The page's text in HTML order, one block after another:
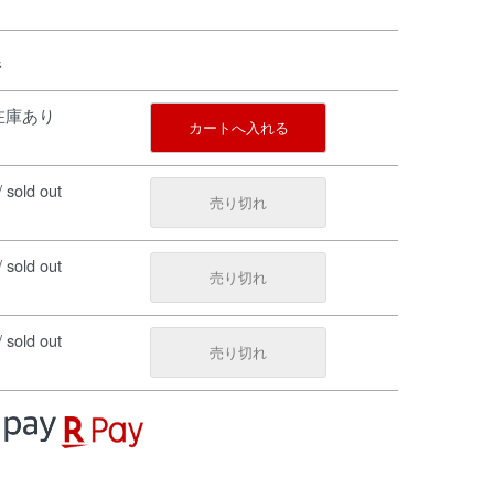
あり
カートへ入れる
sold out
売り切れ
sold out
売り切れ
sold out
売り切れ